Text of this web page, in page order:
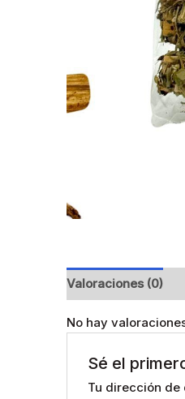
Valoraciones (0)
No hay
Sé el
Tu dirección de